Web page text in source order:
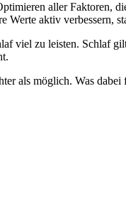
aller Faktoren,
aktiv verbessern,
viel zu leisten. Schlaf
als möglich. Was dabei